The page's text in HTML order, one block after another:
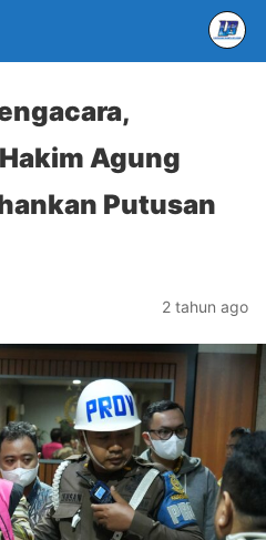
Agung
Putusan
2 tahun ago